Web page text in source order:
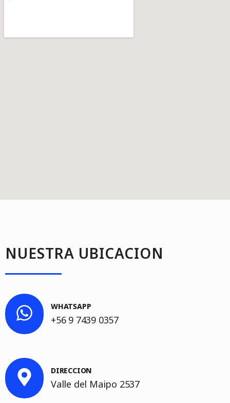
NUESTRA UBICACION
WHATSAPP
+56 9 7439 0357
DIRECCION
Valle del Maipo 2537